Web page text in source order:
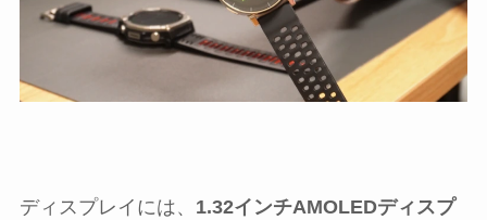
ディスプレイには、 1.32インチAMOLEDディスプ